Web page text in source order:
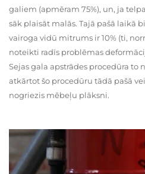
galiem (apmēram 75%), un, ja
sāk plaisāt malās. Tajā pašā laikā
vairoga vidū mitrums ir 10% (ti,
noteikti radīs problēmas
Sejas gala apstrādes procedūra to
atkārtot šo procedūru tādā pašā
nogriezis mēbeļu plāksni.